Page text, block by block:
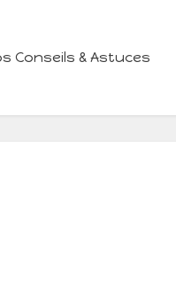
Conseils & Astuces